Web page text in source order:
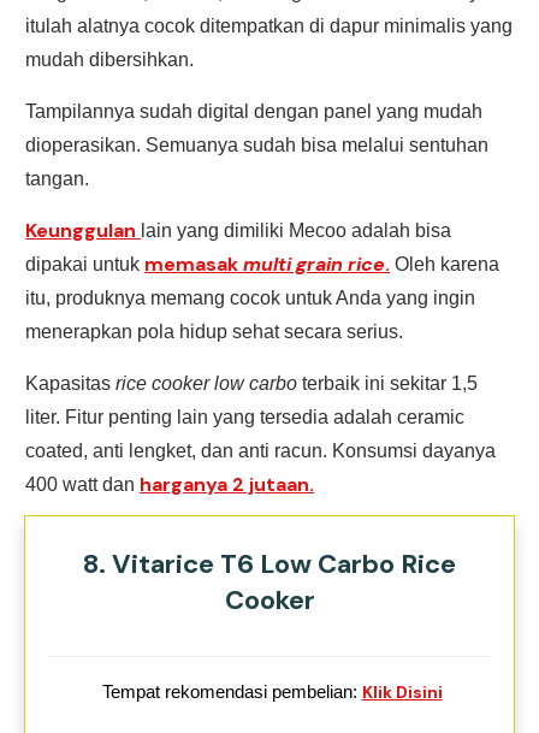
itulah alatnya cocok ditempatkan di dapur minimalis yang
mudah dibersihkan.
Tampilannya sudah digital dengan panel yang mudah
dioperasikan. Semuanya sudah bisa melalui sentuhan
tangan.
Keunggulan lain yang dimiliki Mecoo adalah bisa
dipakai untuk memasakmulti grain rice. Oleh karena
itu, produknya memang cocok untuk Anda yang ingin
menerapkan pola hidup sehat secara serius.
Kapasitas rice cooker low carbo terbaik ini sekitar 1,5
liter. Fitur penting lain yang tersedia adalah ceramic
coated, anti lengket, dan anti racun. Konsumsi dayanya
400 watt dan harganya 2 jutaan.
8. Vitarice T6 Low Carbo Rice
Cooker
Tempat rekomendasi pembelian: Klik Disini